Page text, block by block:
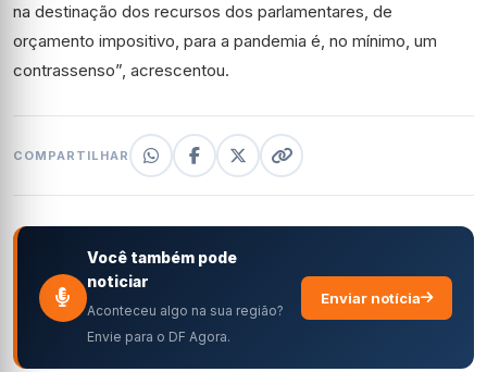
na destinação dos recursos dos parlamentares, de
orçamento impositivo, para a pandemia é, no mínimo, um
contrassenso”, acrescentou.
COMPARTILHAR
Você também pode
noticiar
Aconteceu algo na sua região?
Envie para o DF Agora.
Enviar notícia